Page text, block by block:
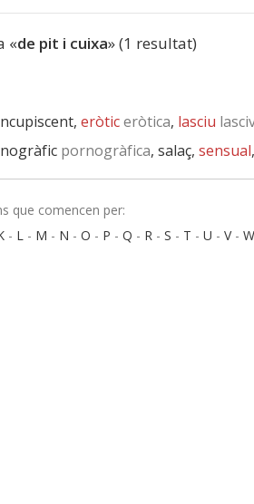
«de pit i cuixa» (1 resultat)
eròticeròtica, lasciu
pornogràfica, salaç, sensual,
que comencen per:
- L - M - N - O - P - Q - R - S - T - U - V- W